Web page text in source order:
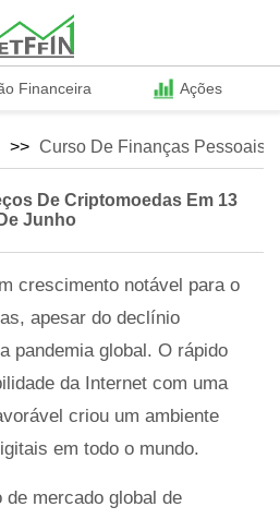
Financeira Ações
>> Curso De Finanças Pessoais
De Criptomoedas Em 13
De Junho
crescimento notável para o
apesar do declínio
pandemia global. O rápido
da Internet com uma
criou um ambiente
em todo o mundo.
mercado global de